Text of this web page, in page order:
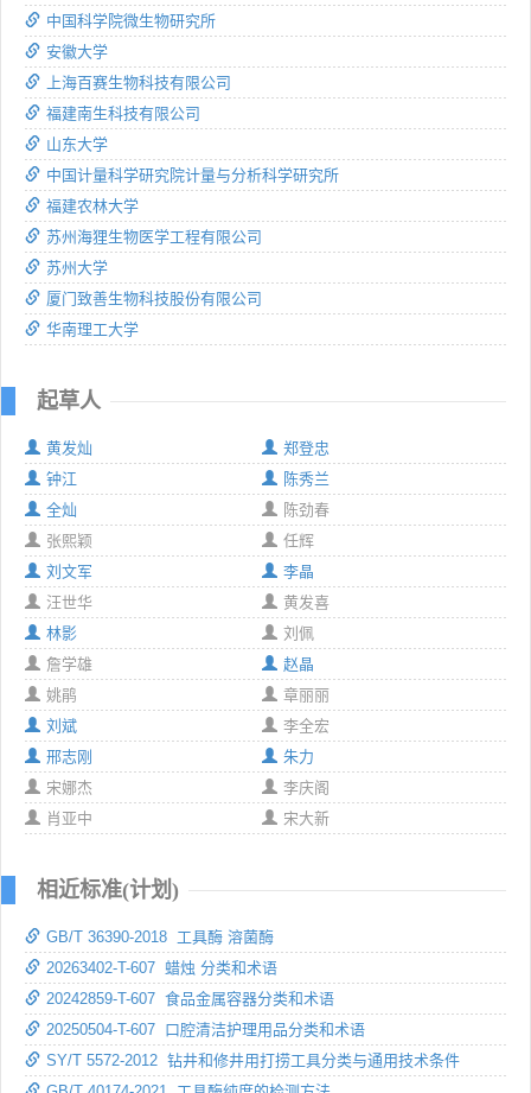
中国科学院微生物研究所
安徽大学
上海百赛生物科技有限公司
福建南生科技有限公司
山东大学
中国计量科学研究院计量与分析科学研究所
福建农林大学
苏州海狸生物医学工程有限公司
苏州大学
厦门致善生物科技股份有限公司
华南理工大学
起草人
黄发灿
郑登忠
钟江
陈秀兰
全灿
陈劲春
张熙颖
任辉
刘文军
李晶
汪世华
黄发喜
林影
刘佩
詹学雄
赵晶
姚鹃
章丽丽
刘斌
李全宏
邢志刚
朱力
宋娜杰
李庆阁
肖亚中
宋大新
相近标准(计划)
GB/T 36390-2018 工具酶 溶菌酶
20263402-T-607 蜡烛 分类和术语
20242859-T-607 食品金属容器分类和术语
20250504-T-607 口腔清洁护理用品分类和术语
SY/T 5572-2012 钻井和修井用打捞工具分类与通用技术条件